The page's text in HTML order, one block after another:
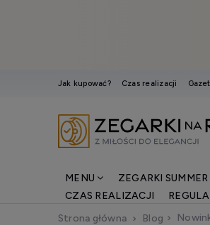
Jak kupować? Czas realizacji
MENU ZEGARKI
CZAS REALIZACJI
Strona główna
Blog